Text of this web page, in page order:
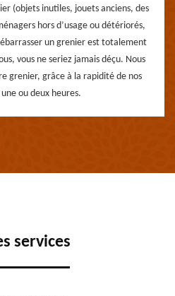
(objets inutiles, jouets anciens, des
hors d’usage ou détériorés,
un grenier est totalement
vous ne seriez jamais déçu. Nous
grenier, grâce à la rapidité de nos
ou deux heures.
services